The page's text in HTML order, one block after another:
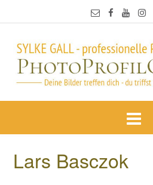
Lars Basczok